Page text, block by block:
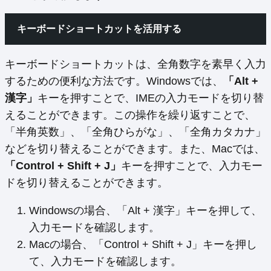
キーボードショートカットを活用する
キーボードショートカットは、全角数字を素早く入力
するための便利な方法です。Windowsでは、
「Alt +
漢字」 キーを押すことで、IMEの入力モードを切り替
えることができます。この操作を繰り返すことで、
「半角英数」、「全角ひらがな」、「全角カタカナ」
などを切り替えることができます。また、Macでは、
「Control + Shift + J」 キーを押すことで、入力モー
ドを切り替えることができます。
Windowsの場合、「Alt + 漢字」キーを押して、
入力モードを確認します。
Macの場合、「Control + Shift + J」キーを押し
て、入力モードを確認します。